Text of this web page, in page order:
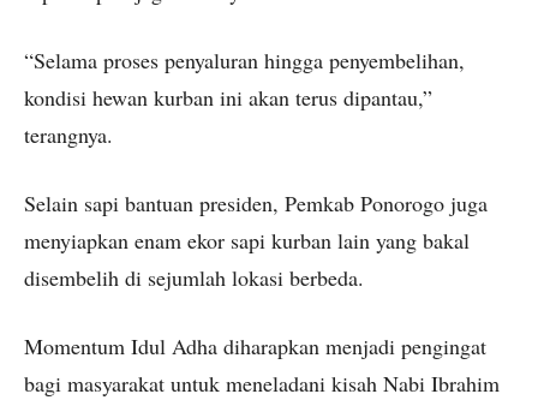
“Selama proses penyaluran hingga penyembelihan,
kondisi hewan kurban ini akan terus dipantau,”
terangnya.
Selain sapi bantuan presiden, Pemkab Ponorogo juga
menyiapkan enam ekor sapi kurban lain yang bakal
disembelih di sejumlah lokasi berbeda.
Momentum Idul Adha diharapkan menjadi pengingat
bagi masyarakat untuk meneladani kisah Nabi Ibrahim